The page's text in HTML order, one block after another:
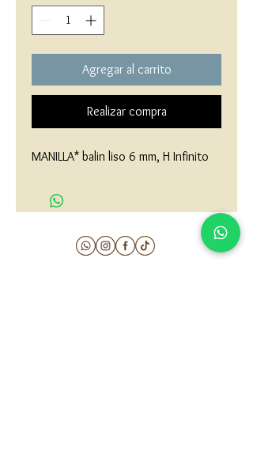
Agregar al carrito
Realizar compra
MANILLA* balin liso 6 mm, H Infinito